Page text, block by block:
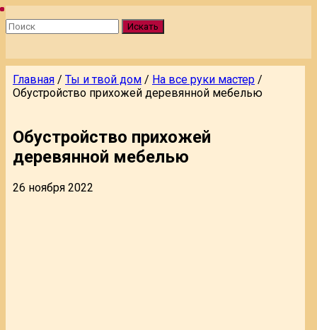
Искать
Главная / Ты и твой дом / На все руки мастер /
Обустройство прихожей деревянной мебелью
Обустройство прихожей
деревянной мебелью
26 ноября 2022